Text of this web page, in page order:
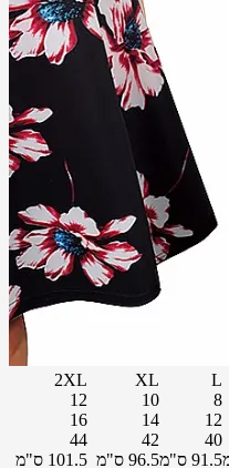
L
XL
2XL
8
10
12
12
14
16
40
42
44
91.5 ס"מ 96.5 ס"מ
101.5 ס"מ